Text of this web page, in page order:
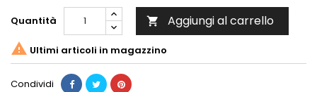
Quantità  Aggiungi al carrello
 Ultimi articoli in magazzino
Condividi